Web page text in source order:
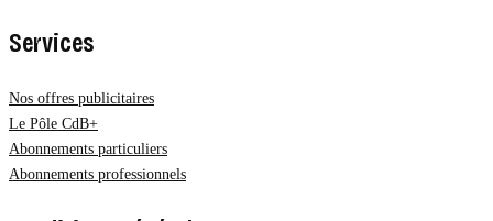
Services
Nos offres publicitaires
Le Pôle CdB+
Abonnements particuliers
Abonnements professionnels